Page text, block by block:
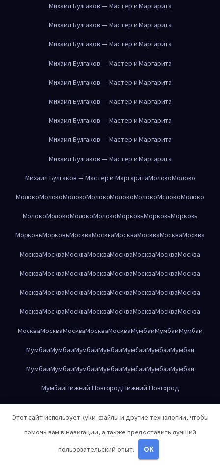
Михаил Булгаков — Мастер и Маргарита
Михаил Булгаков — Мастер и Маргарита
Михаил Булгаков — Мастер и Маргарита
Михаил Булгаков — Мастер и Маргарита
Михаил Булгаков — Мастер и Маргарита
Михаил Булгаков — Мастер и Маргарита
Михаил Булгаков — Мастер и Маргарита
Михаил Булгаков — Мастер и Маргарита
Михаил Булгаков — Мастер и Маргарита
Михаил Булгаков — Мастер и МаргаритаМолокоМолоко
МолокоМолокоМолокоМолокоМолокоМолокоМолокоМолоко
МолокоМолокоМолокоМолокоМорковьМорковьМорковь
МорковьМорковьМоскваМоскваМоскваМоскваМоскваМосква
МоскваМоскваМоскваМоскваМоскваМоскваМоскваМосква
МоскваМоскваМоскваМоскваМоскваМоскваМоскваМосква
МоскваМоскваМоскваМоскваМоскваМоскваМоскваМосква
МоскваМоскваМоскваМоскваМоскваМоскваМоскваМосква
МоскваМоскваМоскваМоскваМоскваМумбаиМумбаиМумбаи
МумбаиМумбаиМумбаиМумбаиМумбаиМумбаиМумбаи
МумбаиМумбаиМумбаиМумбаиМумбаиМумбаиМумбаи
МумбаиНижний НовгородНижний Новгород
Нижний НовгородНижний НовгородНижний Новгород
Нижний Новгород Нижний Новгород
Этот сайт использует куки-файлы и другие технологии, чтобы
помочь вам в навигации, а также предоставить лучший
пользовательский опыт.
OK